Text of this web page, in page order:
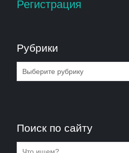
Регистрация
Рубрики
Рубрики
Поиск по сайту